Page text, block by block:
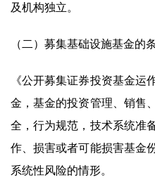
及机构独立。
（二）募集基础设施基金的
《公开募集证券投资基金运
金，基金的投资管理、销售
全，行为规范，技术系统准
作、损害或者可能损害基金
系统性风险的情形。